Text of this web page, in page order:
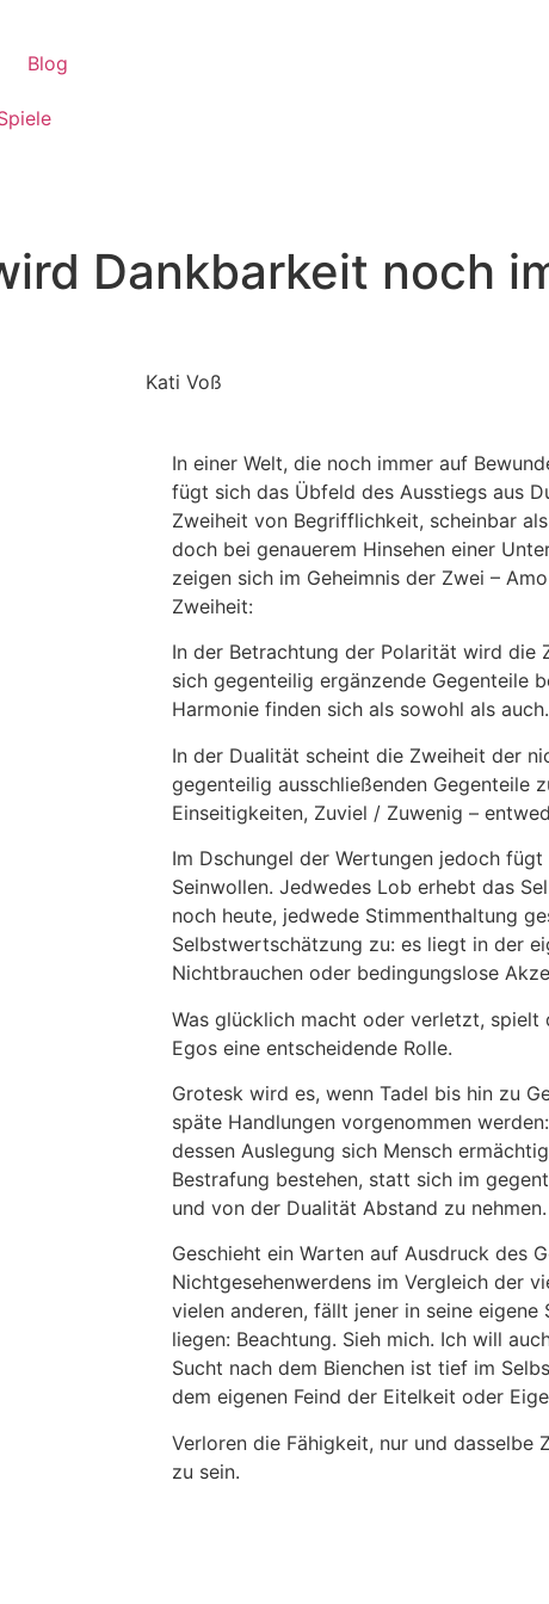
Blog
Dankbarkeit noch
Kati Voß
In einer Welt, die noch immer auf
fügt sich das Übfeld des Ausstiegs aus
Zweiheit von Begrifflichkeit, scheinbar
doch bei genauerem Hinsehen einer
zeigen sich im Geheimnis der Zwei –
Zweiheit:
In der Betrachtung der Polarität wird die
sich gegenteilig ergänzende Gegenteile
Harmonie finden sich als sowohl als auch.
In der Dualität scheint die Zweiheit der
gegenteilig ausschließenden Gegenteile
Einseitigkeiten, Zuviel / Zuwenig –
Im Dschungel der Wertungen jedoch
Seinwollen. Jedwedes Lob erhebt das
noch heute, jedwede Stimmenthaltung
Selbstwertschätzung zu: es liegt in der
Nichtbrauchen oder bedingungslose
Was glücklich macht oder verletzt, spielt
Egos eine entscheidende Rolle.
Grotesk wird es, wenn Tadel bis hin zu
späte Handlungen vorgenommen
dessen Auslegung sich Mensch
Bestrafung bestehen, statt sich im
und von der Dualität Abstand zu nehmen.
Geschieht ein Warten auf Ausdruck des
Nichtgesehenwerdens im Vergleich der
vielen anderen, fällt jener in seine
liegen: Beachtung. Sieh mich. Ich will
Sucht nach dem Bienchen ist tief im
dem eigenen Feind der Eitelkeit oder
Verloren die Fähigkeit, nur und dasselbe
zu sein.